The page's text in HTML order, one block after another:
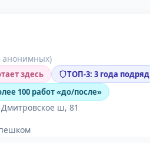
анонимных)
здесь
ТОП-3: 3 года подряд
100 работ «до/после»
Дмитровское ш, 81